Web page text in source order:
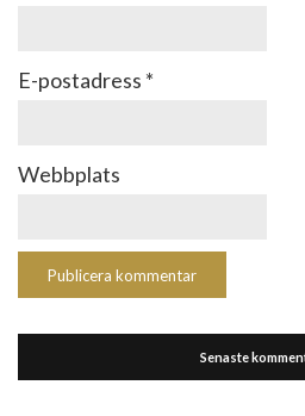
E-postadress *
Webbplats
Senaste